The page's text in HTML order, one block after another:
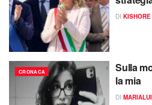
DI
CRONACA
Sulla
la mia
DI